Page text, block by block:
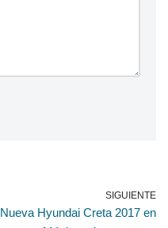
SIGUIENTE
Nueva Hyundai Creta 2017 en